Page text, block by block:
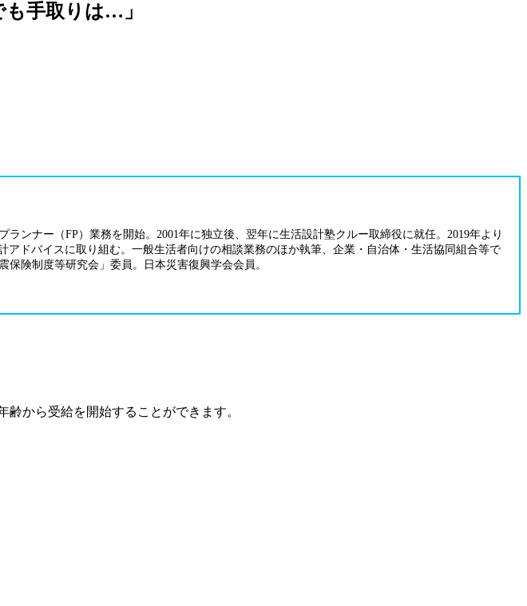
手取りは…」
ンナー（FP）業務を開始。2001年に独立後、翌年に生活設計塾クルー取締役に就任。2019年より
ドバイスに取り組む。一般生活者向けの相談業務のほか執筆、企業・自治体・生活協同組合等で
険制度等研究会」委員。日本災害復興学会会員。
から受給を開始することができます。